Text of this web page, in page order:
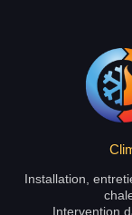
Installation,
Intervention